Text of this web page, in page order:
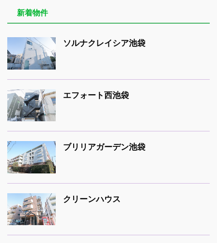
新着物件
ソルナクレイシア池袋
エフォート西池袋
ブリリアガーデン池袋
クリーンハウス